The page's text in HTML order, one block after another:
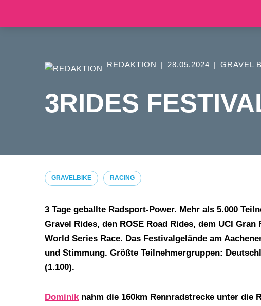
Zum
REDAKTION 28.05.2024 GRAVEL
3RIDES
GRAVELBIKE RACING
3 Tage geballte Radsport-Power. Mehr als 5.000
Gravel Rides, den ROSE Road Rides, dem UCI
World Series Race. Das Festivalgelände am
und Stimmung. Größte Teilnehmergruppen:
(1.100).
Dominiknahm die 160km Rennradstrecke unter die